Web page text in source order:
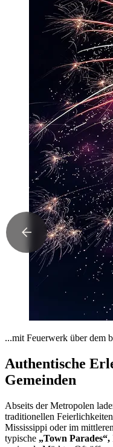
...mit Feuerwerk über dem
Authentische
Gemeinden
Abseits der Metropolen
traditionellen
Mississippi oder im
typische „Town Parades“,